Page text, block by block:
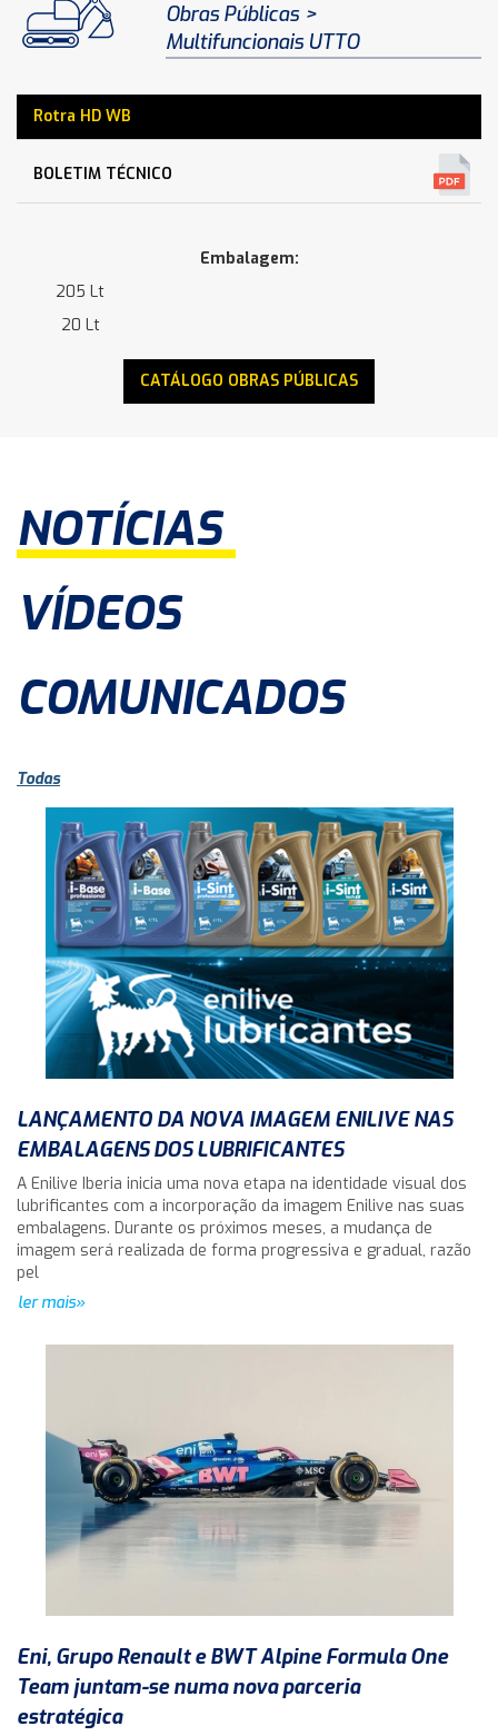
Obras Públicas
Multifuncionais UTTO
Rotra HD WB
BOLETIM TÉCNICO
Embalagem:
205 Lt
20 Lt
CATÁLOGO OBRAS PÚBLICAS
NOTÍCIAS
VÍDEOS
COMUNICADOS
Todas
LANÇAMENTO DA NOVA IMAGEM ENILIVE NAS
EMBALAGENS DOS LUBRIFICANTES
A Enilive Iberia inicia uma nova etapa na identidade visual dos
lubrificantes com a incorporação da imagem Enilive nas suas
embalagens. Durante os próximos meses, a mudança de
imagem será realizada de forma progressiva e gradual, razão
pel
ler mais»
Eni, Grupo Renault e BWT Alpine Formula One
Team juntam-se numa nova parceria
estratégica